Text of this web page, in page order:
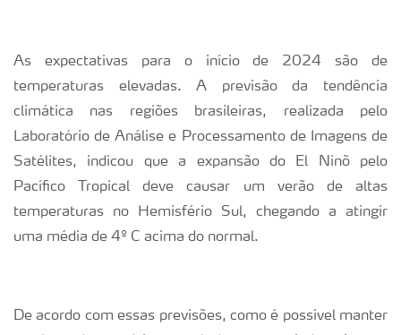
As expectativas para o início de 2024 são de
temperaturas elevadas. A previsão da tendência
climática nas regiões brasileiras, realizada pelo
Laboratório de Análise e Processamento de Imagens de
Satélites, indicou que a expansão do El Ninõ pelo
Pacífico Tropical deve causar um verão de altas
temperaturas no Hemisfério Sul, chegando a atingir
uma média de 4º C acima do normal.
De acordo com essas previsões, como é possível manter